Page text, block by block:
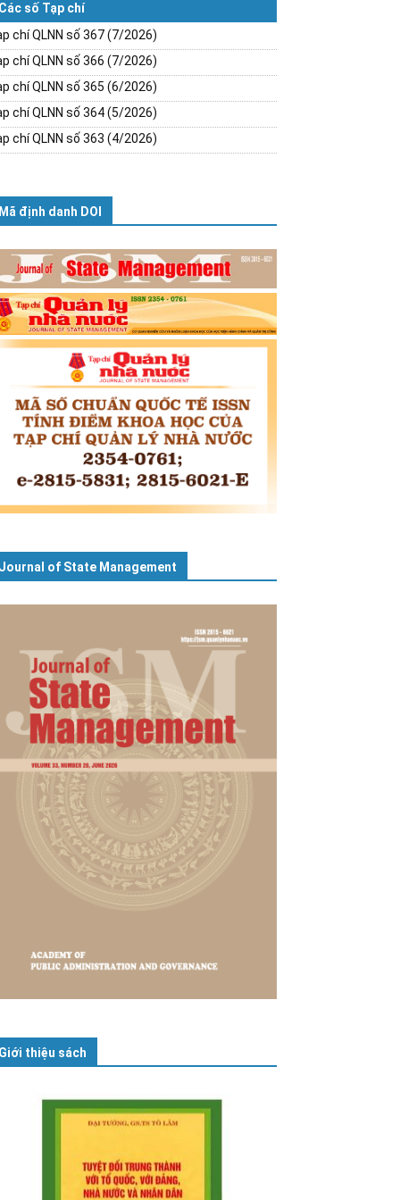
Các số Tạp chí
chí QLNN số 367 (7/2026)
chí QLNN số 366 (7/2026)
chí QLNN số 365 (6/2026)
chí QLNN số 364 (5/2026)
chí QLNN số 363 (4/2026)
Mã định danh DOI
Journal of State Management
Giới thiệu sách